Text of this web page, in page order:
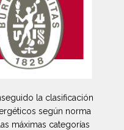
la clasificación
según norma
máximas categorías